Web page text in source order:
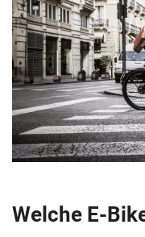
Welche E-